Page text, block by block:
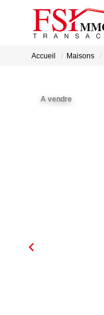
Accueil Maisons
A vendre